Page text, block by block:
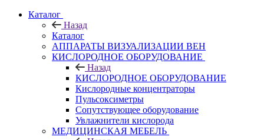
Каталог
Назад
Каталог
АППАРАТЫ ВИЗУАЛИЗАЦИИ ВЕН
КИСЛОРОДНОЕ ОБОРУДОВАНИЕ
Назад
КИСЛОРОДНОЕ ОБОРУДОВАНИЕ
Кислородные концентраторы
Пульсоксиметры
Сопутствующее оборудование
Увлажнители кислорода
МЕДИЦИНСКАЯ МЕБЕЛЬ